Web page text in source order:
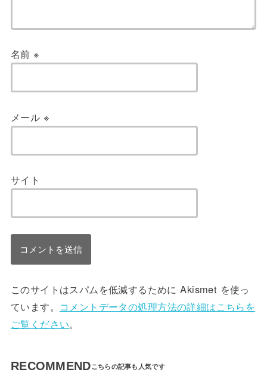
名前※
メール ※
サイト
このサイトはスパムを低減するために Akismet を使っ
ています。 コメントデータの処理方法の詳細はこちらを
ご覧ください。
RECOMMEND